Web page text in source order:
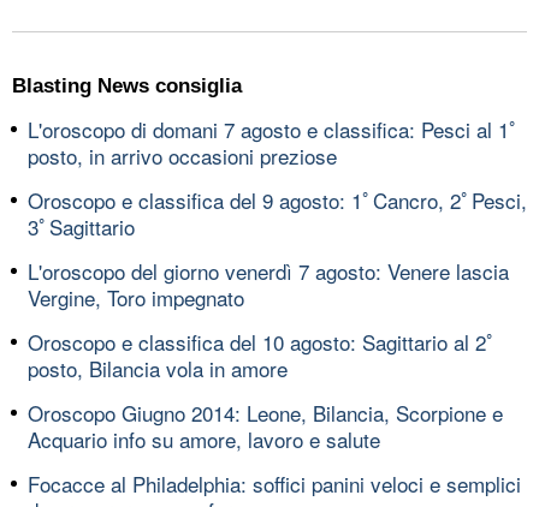
Blasting News consiglia
L'oroscopo di domani 7 agosto e classifica: Pesci al 1ﾟ
posto, in arrivo occasioni preziose
Oroscopo e classifica del 9 agosto: 1ﾟCancro, 2ﾟPesci,
3ﾟSagittario
L'oroscopo del giorno venerdì 7 agosto: Venere lascia
Vergine, Toro impegnato
Oroscopo e classifica del 10 agosto: Sagittario al 2ﾟ
posto, Bilancia vola in amore
Oroscopo Giugno 2014: Leone, Bilancia, Scorpione e
Acquario info su amore, lavoro e salute
Focacce al Philadelphia: soffici panini veloci e semplici